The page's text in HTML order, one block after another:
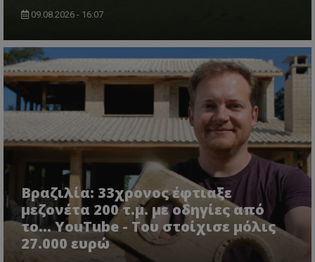
09.08.2026 - 16:07
Βραζιλία: 33χρονος έφτιαξε
μεζονέτα 200 τ.μ. με οδηγίες από
το... YouTube - Του στοίχισε μόλις
27.000 ευρώ